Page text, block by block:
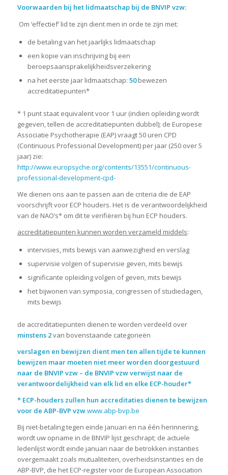
Voorwaarden bij het lidmaatschap bij de BNVIP vzw:
Om ‘effectief’ lid te zijn dient men in orde te zijn met:
de betaling van het jaarlijks lidmaatschap
een kopie van inschrijving bij een
beroepsaansprakelijkheidsverzekering
na het eerste jaar lidmaatschap: 50bewezen
accreditatiepunten*
* 1 punt staat equivalent voor 1 uur (indien opleiding wordt
gegeven, tellen de accreditatiepunten dubbel); de Europese
Associatie Psychotherapie (EAP) vraagt 50 uren CPD
(Continuous Professional Development) per jaar (250 over 5
jaar) zie:
http://www.europsyche.org/contents/13551/continuous-
professional-development-cpd-
We dienen ons aan te passen aan de criteria die de EAP
voorschrijft voor ECP houders. Het is de verantwoordelijkheid
van de NAO’s* om dit te verifiëren bij hun ECP houders.
accreditatiepunten kunnen worden verzameld middels:
intervisies, mits bewijs van aanwezigheid en verslag
supervisie volgen of supervisie geven, mits bewijs
significante opleiding volgen of geven, mits bewijs
het bijwonen van symposia, congressen of studiedagen,
mits bewijs
de accreditatiepunten dienen te worden verdeeld over
minstens 2van bovenstaande categorieën
verslagen en bewijzen dient men ten allen tijde te kunnen
bewijzen maar moeten niet meer worden doorgestuurd
naar de BNVIP vzw – de BNVIP vzw verwijst naar de
verantwoordelijkheid van elk lid en elke ECP-houder*
* ECP-houders zullen hun accreditaties dienen te bewijzen
voor de ABP-BVP vzwwww.abp-bvp.be
Bij niet-betaling tegen einde januari en na één herinnering,
wordt uw opname in de BNVIP lijst geschrapt; de actuele
ledenlijst wordt einde januari naar de betrokken instanties
overgemaakt zoals mutualiteiten, overheidsinstanties en de
ABP-BVP, die het ECP-register voor de European Association